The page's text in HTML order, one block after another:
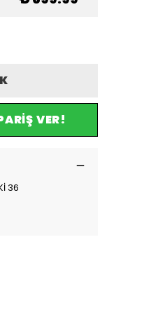
VER!
36